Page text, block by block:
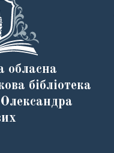
обласна
бібліотека